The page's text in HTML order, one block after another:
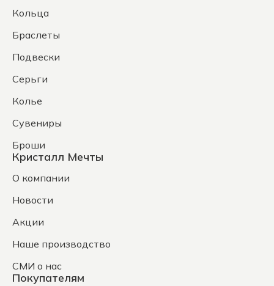
Кольца
Браслеты
Подвески
Серьги
Колье
Сувениры
Броши
Кристалл Мечты
О компании
Новости
Акции
Наше производство
СМИ о нас
Покупателям